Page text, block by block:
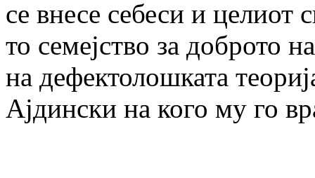
се внесе себеси и целиот
то семејство за доброто
на дефек­то­лош­ка­та
Ајдински на кого му го